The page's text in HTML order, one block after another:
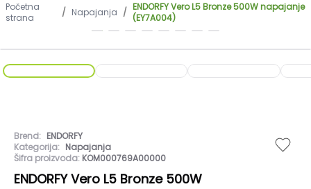
Početna
strana
/ Napajanja / ENDORFY Vero L5 Bronze 500W napajanje
(EY7A004)
Brend: ENDORFY
Kategorija: Napajanja
Šifra proizvoda: KOM000769A00000
ENDORFY Vero L5 Bronze 500W